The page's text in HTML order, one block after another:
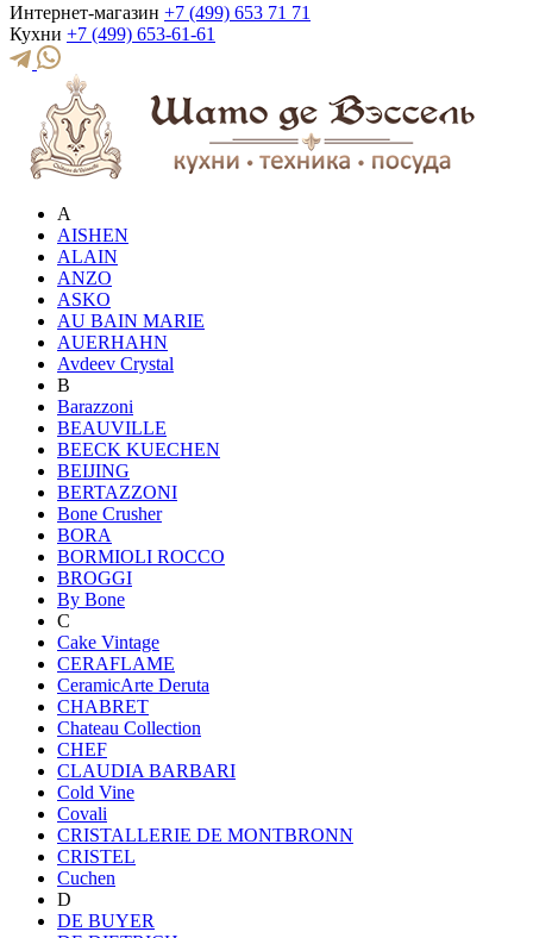
Интернет-магазин +7 (499) 653 71 71
Кухни +7 (499) 653-61-61
A
AISHEN
ALAIN
ANZO
ASKO
AU BAIN MARIE
AUERHAHN
Avdeev Crystal
B
Barazzoni
BEAUVILLE
BEECK KUECHEN
BEIJING
BERTAZZONI
Bone Crusher
BORA
BORMIOLI ROCCO
BROGGI
By Bone
C
Cake Vintage
CERAFLAME
CeramicArte Deruta
CHABRET
Chateau Collection
CHEF
CLAUDIA BARBARI
Cold Vine
Covali
CRISTALLERIE DE MONTBRONN
CRISTEL
Cuchen
D
DE BUYER